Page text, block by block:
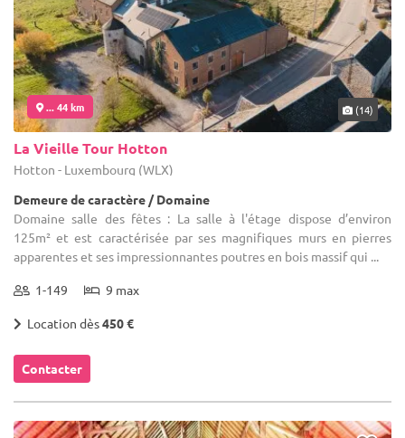
... 44 km (14)
La Vieille Tour Hotton
Hotton - Luxembourg (WLX)
Demeure de caractère / Domaine
Domaine salle des fêtes : La salle à l'étage dispose d’environ
125m² et est caractérisée par ses magnifiques murs en pierres
apparentes et ses impressionnantes poutres en bois massif qui ...
1-149 9 max
Location dès450 €
Contacter